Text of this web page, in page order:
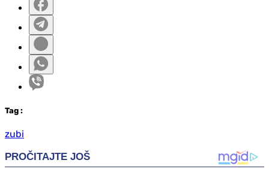
Tag :
zubi